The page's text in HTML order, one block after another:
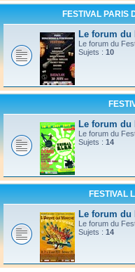
FESTIVAL PARIS
Le forum du
Le forum du
Sujets : 10
Le forum du
Le forum du
Sujets : 14
FESTIVAL
Le forum du
Le forum du
Sujets : 14